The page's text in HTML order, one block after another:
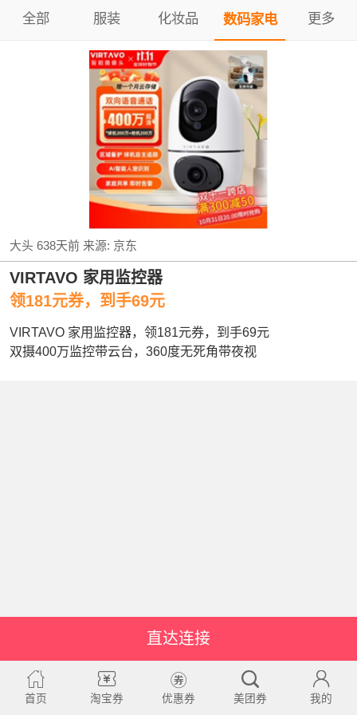
全部 服装 化妆品 数码家电 更多
大头 638天前来源: 京东
VIRTAVO 家用监控器
领181元券，到手69元
VIRTAVO 家用监控器，领181元券，到手69元
双摄400万监控带云台，360度无死角带夜视
直达连接
首页 淘宝券 优惠券 美团券 我的